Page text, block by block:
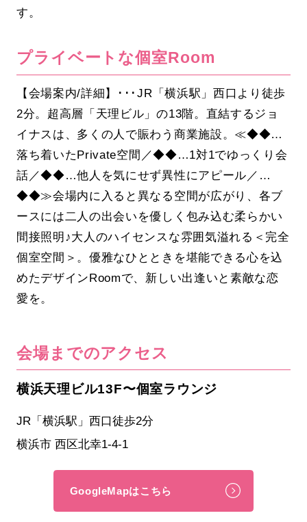
す。
プライベートな個室Room
【会場案内/詳細】･･･JR「横浜駅」西口より徒歩
2分。超高層「天理ビル」の13階。直結するジョ
イナスは、多くの人で賑わう商業施設。≪◆◆…
落ち着いたPrivate空間／◆◆…1対1でゆっくり会
話／◆◆…他人を気にせず異性にアピール／…
◆◆≫会場内に入ると異なる空間が広がり、各ブ
ースには二人の出会いを優しく包み込む柔らかい
間接照明♪大人のハイセンスな雰囲気溢れる＜完全
個室空間＞。優雅なひとときを堪能できる心を込
めたデザインRoomで、新しい出逢いと素敵な恋
愛を。
会場までのアクセス
横浜天理ビル13F〜個室ラウンジ
JR「横浜駅」西口徒歩2分
横浜市 西区北幸1-4-1
GoogleMapはこちら